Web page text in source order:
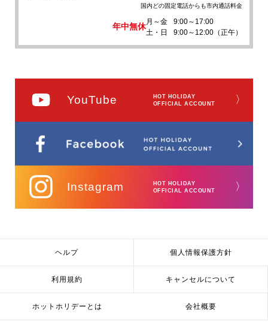
国内どの固定電話からも市内通話料金
年中無休
月～金
9:00～17:00
土・日
9:00～12:00（正午）
YouTube
HOT HOLIDAY
OFFICIAL ACCOUNT
〉
Instagram
HOT HOLIDAY
OFFICIAL ACCOUNT
〉
ヘルプ 個人情報保護方針
利用規約 キャンセルについて
ホットホリデーとは 会社概要